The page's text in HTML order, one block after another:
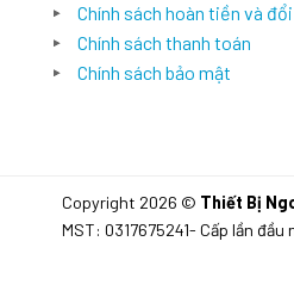
Chính sách hoàn tiền và
Chính sách thanh toán
Chính sách bảo mật
Copyright 2026 © Thiết Bị
MST: 0317675241- Cấp lần